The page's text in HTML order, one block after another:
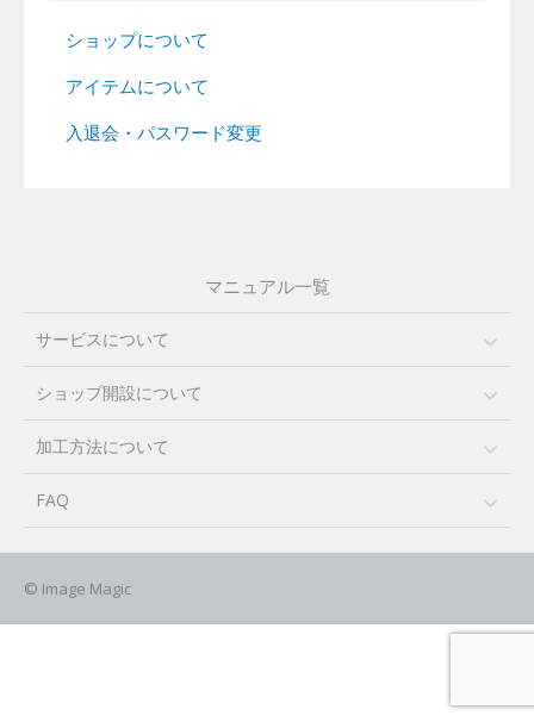
ショップについて
アイテムについて
入退会・パスワード変更
マニュアル一覧
サービスについて
ショップ開設について
加工方法について
FAQ
© Image Magic